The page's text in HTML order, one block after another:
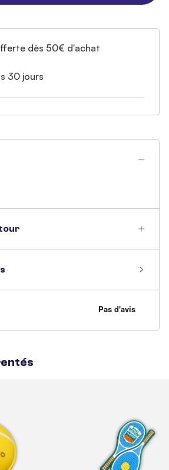
dès 50€ d'achat
30 jours